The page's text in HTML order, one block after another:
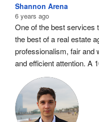
Shannon Arena
6 years ago
One of the best services
the best of a real estate
professionalism, fair and
and efficient attention. A